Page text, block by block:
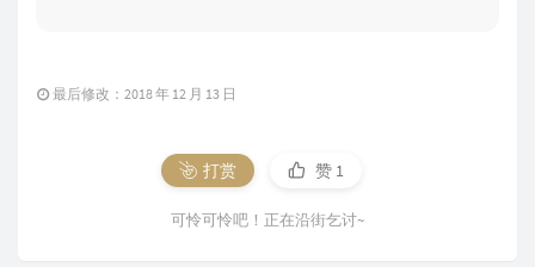
最后修改：2018 年 12 月 13 日
打赏 赞 1
可怜可怜吧！正在沿街乞讨~